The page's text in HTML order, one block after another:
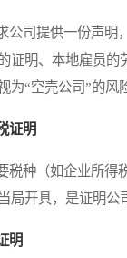
司提供一份声明
证明、本地雇员
为“空壳公司”的风
证明
种（如企业所得
局开具，是证明公
明